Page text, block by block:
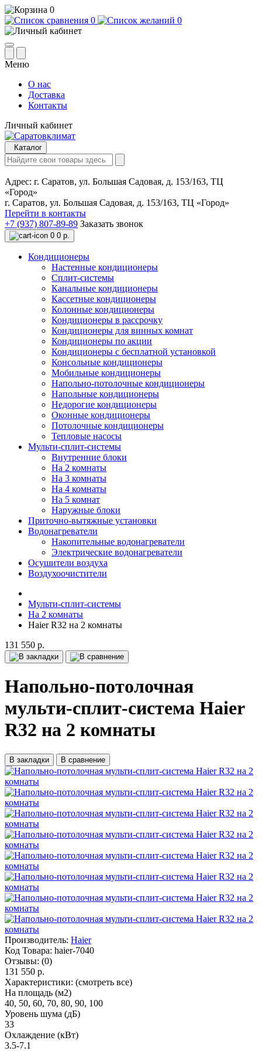
0
0
0
Меню
О нас
Доставка
Контакты
Личный кабинет
Каталог
Адрес: г. Саратов, ул. Большая Садовая, д. 153/163, ТЦ
«Город»
г. Саратов, ул. Большая Садовая, д. 153/163, ТЦ «Город»
Перейти в контакты
+7 (937) 807-89-89 Заказать звонок
0 0 р.
Кондиционеры
Настенные кондиционеры
Сплит-системы
Канальные кондиционеры
Кассетные кондиционеры
Колонные кондиционеры
Кондиционеры в рассрочку
Кондиционеры для винных комнат
Кондиционеры по акции
Кондиционеры с бесплатной установкой
Консольные кондиционеры
Мобильные кондиционеры
Напольно-потолочные кондиционеры
Напольные кондиционеры
Недорогие кондиционеры
Оконные кондиционеры
Потолочные кондиционеры
Тепловые насосы
Мульти-сплит-системы
Внутренние блоки
На 2 комнаты
На 3 комнаты
На 4 комнаты
На 5 комнат
Наружные блоки
Приточно-вытяжные установки
Водонагреватели
Накопительные водонагреватели
Электрические водонагреватели
Осушители воздуха
Воздухоочистители
Мульти-сплит-системы
На 2 комнаты
Haier R32 на 2 комнаты
131 550 р.
Напольно-потолочная
мульти-сплит-система Haier
R32 на 2 комнаты
В закладки В сравнение
Производитель: Haier
Код Товара: haier-7040
Отзывы: (0)
131 550 р.
Характеристики: (смотреть все)
На площадь (м2)
40, 50, 60, 70, 80, 90, 100
Уровень шума (дБ)
33
Охлаждение (кВт)
3.5-7.1